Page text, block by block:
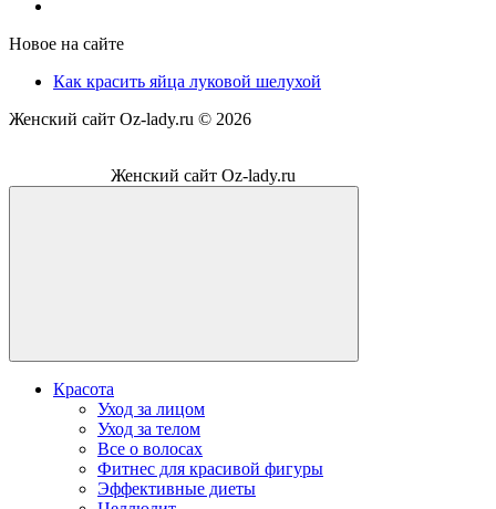
Новое на сайте
Как красить яйца луковой шелухой
Женский сайт Oz-lady.ru © 2026
Женский сайт Oz-lady.ru
Красота
Уход за лицом
Уход за телом
Все о волосах
Фитнес для красивой фигуры
Эффективные диеты